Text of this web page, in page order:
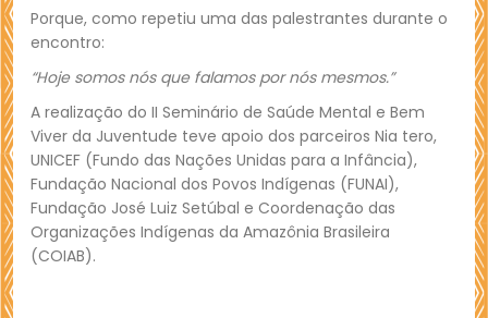
Porque, como repetiu uma das palestrantes durante o
encontro:
“Hoje somos nós que falamos por nós mesmos.”
A realização do II Seminário de Saúde Mental e Bem
Viver da Juventude teve apoio dos parceiros Nia tero,
UNICEF (Fundo das Nações Unidas para a Infância),
Fundação Nacional dos Povos Indígenas (FUNAI),
Fundação José Luiz Setúbal e Coordenação das
Organizações Indígenas da Amazônia Brasileira
(COIAB).